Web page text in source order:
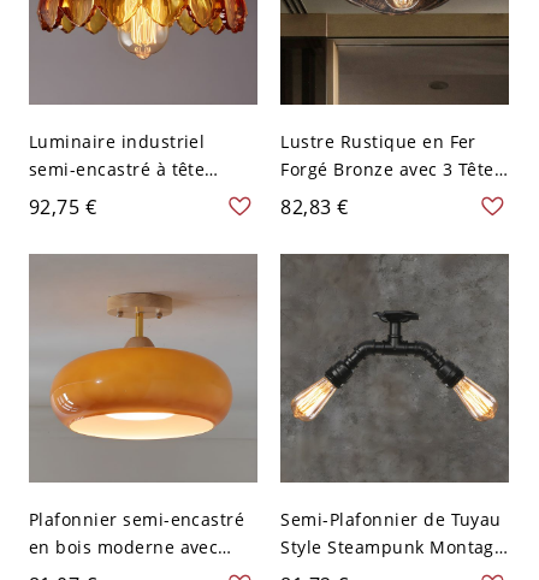
Luminaire industriel
semi-encastré à tête
unique en verre ambré
pour plafond bas
92,75 €
Lustre Rustique en Fer
Forgé Bronze avec 3 Têtes
pour Plafond de Cuisine
82,83 €
Plafonnier semi-encastré
en bois moderne avec
abat-jour en verre blanc,
Semi-Plafonnier de Tuyau
Style Steampunk Montage
Semi-Encastré en Métal